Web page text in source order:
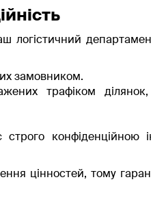
логістичний
замовником.
трафіком
конфіденційною
цінностей, тому